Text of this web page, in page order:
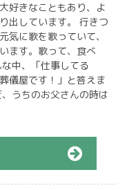
好きなこともあり、よ
出しています。 行きつ
気に歌を歌っていて、
ます。歌って、食べ
中、「仕事してる
儀屋です！」と答えま
うちのお父さんの時は